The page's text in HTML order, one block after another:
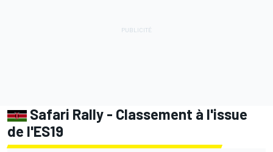
Safari Rally - Classement à l'issue
de l'ES19